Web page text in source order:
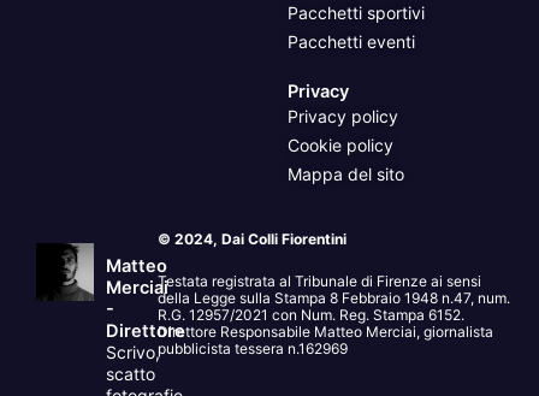
Pacchetti sportivi
Pacchetti eventi
Privacy
Privacy policy
Cookie policy
Mappa del sito
Matteo
Merciai
-
Direttore
Scrivo,
scatto
© 2024, Dai Colli Fiorentini
Testata registrata al Tribunale di Firenze ai sensi
della Legge sulla Stampa 8 Febbraio 1948 n.47, num.
R.G. 12957/2021 con Num. Reg. Stampa 6152.
Direttore Responsabile Matteo Merciai, giornalista
pubblicista tessera n.162969